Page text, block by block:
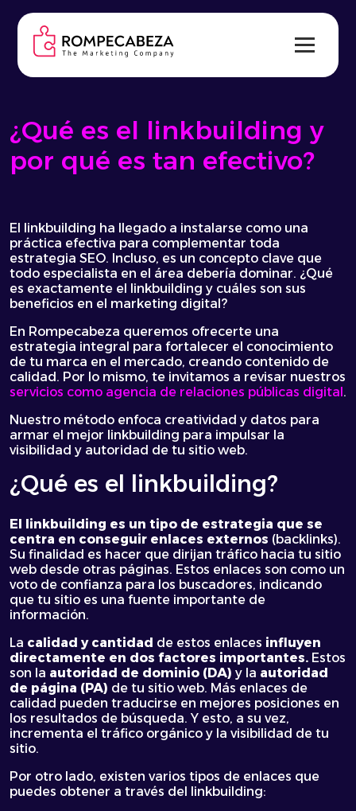
content
¿Qué es el linkbuilding y
por qué es tan efectivo?
El linkbuilding ha llegado a instalarse como una
práctica efectiva para complementar toda
estrategia SEO. Incluso, es un concepto clave que
todo especialista en el área debería dominar. ¿Qué
es exactamente el linkbuilding y cuáles son sus
beneficios en el marketing digital?
En Rompecabeza queremos ofrecerte una
estrategia integral para fortalecer el conocimiento
de tu marca en el mercado, creando contenido de
calidad. Por lo mismo, te invitamos a revisar nuestros
servicios como agencia de relaciones públicas digital.
Nuestro método enfoca creatividad y datos para
armar el mejor linkbuilding para impulsar la
visibilidad y autoridad de tu sitio web.
¿Qué es el linkbuilding?
El linkbuilding es un tipo de estrategia que se
centra en conseguir enlaces externos (backlinks).
Su finalidad es hacer que dirijan tráfico hacia tu sitio
web desde otras páginas. Estos enlaces son como un
voto de confianza para los buscadores, indicando
que tu sitio es una fuente importante de
información.
La calidad y cantidad de estos enlaces influyen
directamente en dos factores importantes. Estos
son la autoridad de dominio (DA) y la autoridad
de página (PA) de tu sitio web. Más enlaces de
calidad pueden traducirse en mejores posiciones en
los resultados de búsqueda. Y esto, a su vez,
incrementa el tráfico orgánico y la visibilidad de tu
sitio.
Por otro lado, existen varios tipos de enlaces que
puedes obtener a través del linkbuilding: